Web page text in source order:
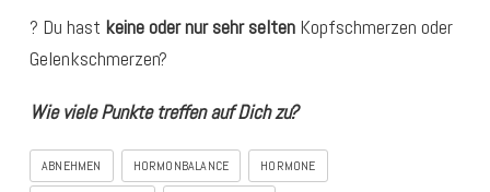
? Du hast keine oder nur sehr selten Kopfschmerzen oder
Gelenkschmerzen?
Wie viele Punkte treffen auf Dich zu?
ABNEHMEN HORMONBALANCE HORMONE